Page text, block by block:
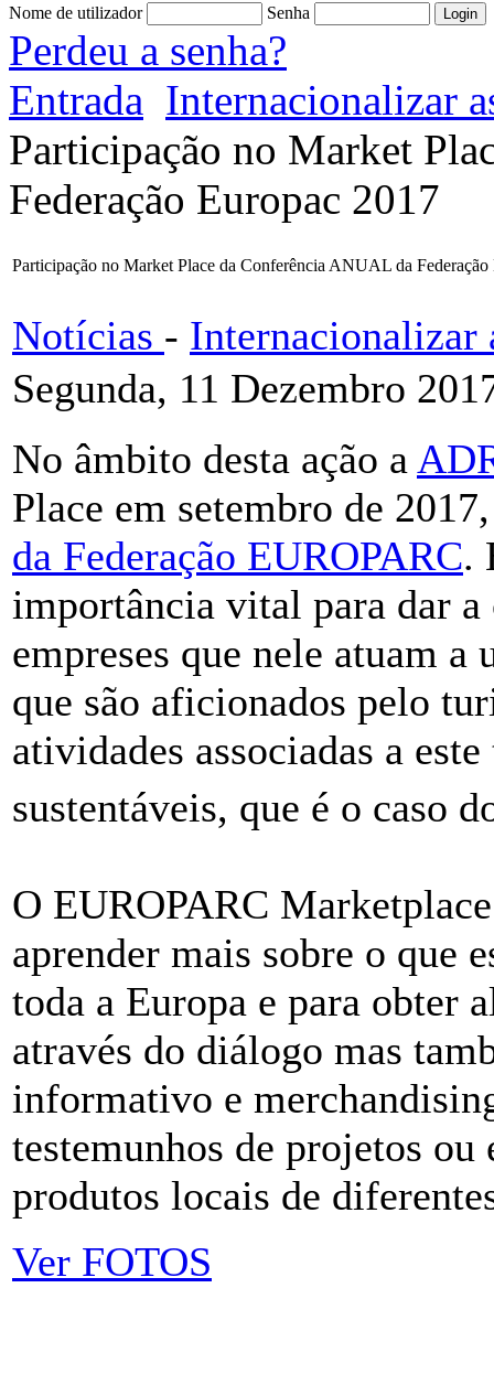
Nome de utilizador Senha
Perdeu a senha?
Entrada Internacionalizar
Participação no Market
Federação Europac 2017
Participação no Market Place da Conferência ANUAL da Federação
Notícias - Internacionalizar
Segunda, 11 Dezembro
No âmbito desta ação a
Place em setembro de
da Federação EUROPARC.
importância vital para dar
empreses que nele atuam
que são aficionados pelo
atividades associadas a
sustentáveis, que é o caso
O EUROPARC
aprender mais sobre o que
toda a Europa e para obter
através do diálogo mas
informativo e
testemunhos de projetos ou
produtos locais de
Ver FOTOS